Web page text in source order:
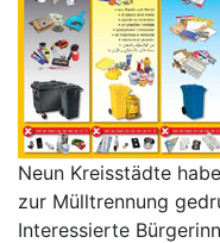
Neun Kreisstädte
zur Mülltrennung
Interessierte